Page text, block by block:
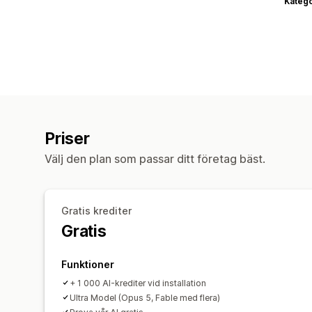
Priser
Välj den plan som passar ditt företag bäst.
Gratis krediter
Gratis
Funktioner
+ 1 000 AI-krediter vid installation
Ultra Model (Opus 5, Fable med flera)